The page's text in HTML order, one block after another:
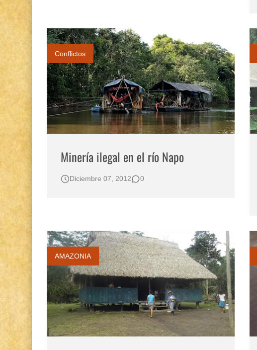
Conflictos
Minería ilegal en el río Napo
Diciembre 07, 2012 0
AMAZONIA